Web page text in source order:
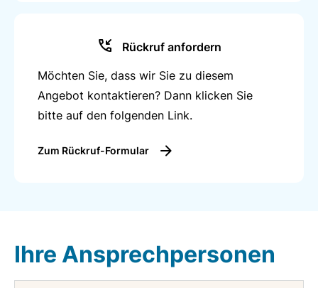
Rückruf anfordern
Möchten Sie, dass wir Sie zu diesem
Angebot kontaktieren? Dann klicken Sie
bitte auf den folgenden Link.
Zum Rückruf-Formular
Ihre Ansprechpersonen